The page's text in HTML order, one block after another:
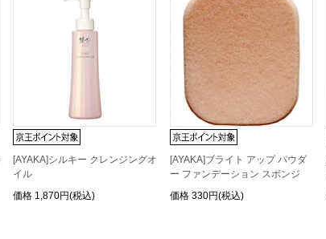
[AYAKA]シルキー クレンジングオ
イル
価格 1,870円(税込)
[AYAKA]ブライト アップ パウダ
ー ファンデーション スポンジ
価格 330円(税込)